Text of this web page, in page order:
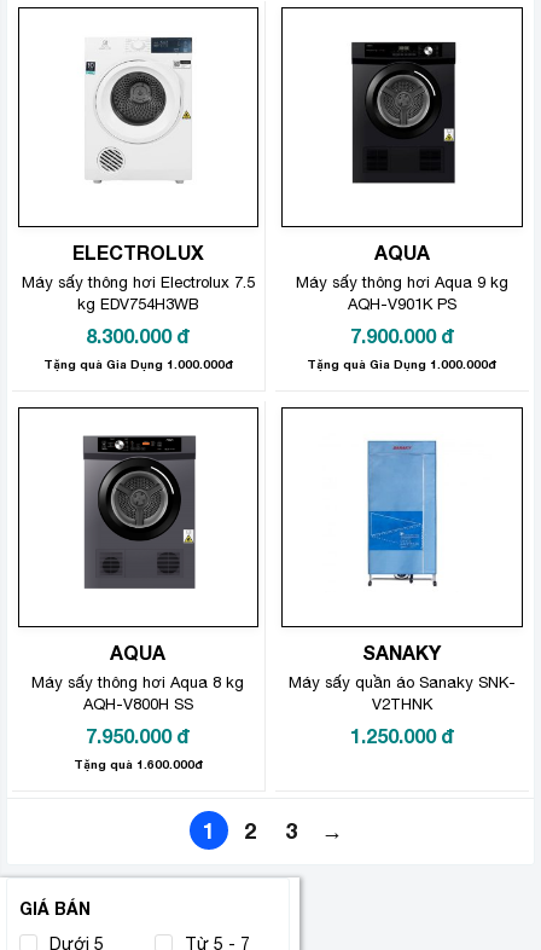
ELECTROLUX
Máy sấy thông hơi Electrolux 7.5
kg EDV754H3WB
8.300.000 đ
Tặng quà Gia Dụng 1.000.000đ
AQUA
Máy sấy thông hơi Aqua 9 kg
AQH-V901K PS
7.900.000 đ
Tặng quà Gia Dụng 1.000.000đ
AQUA
Máy sấy thông hơi Aqua 8 kg
AQH-V800H SS
7.950.000 đ
Tặng quà 1.600.000đ
SANAKY
Máy sấy quần áo Sanaky SNK-
V2THNK
1.250.000 đ
1 2 3 →
GIÁ BÁN
Dưới 5 Từ 5 - 7